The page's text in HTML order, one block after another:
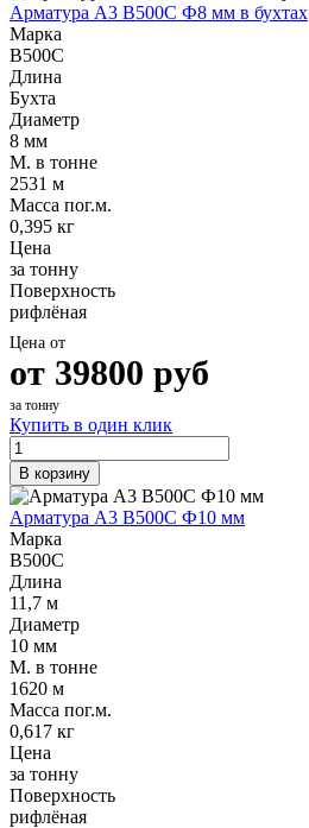
Арматура А3 В500С Ф8 мм в бухтах
Марка
В500С
Длина
Бухта
Диаметр
8 мм
М. в тонне
2531 м
Масса пог.м.
0,395 кг
Цена
за тонну
Поверхность
рифлёная
Цена от
от 39800 руб
за тонну
Купить в один клик
В корзину
Арматура А3 В500С Ф10 мм
Марка
В500С
Длина
11,7 м
Диаметр
10 мм
М. в тонне
1620 м
Масса пог.м.
0,617 кг
Цена
за тонну
Поверхность
рифлёная